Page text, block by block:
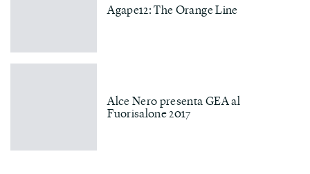
Agape12: The Orange Line
Alce Nero presenta GEA al
Fuorisalone 2017